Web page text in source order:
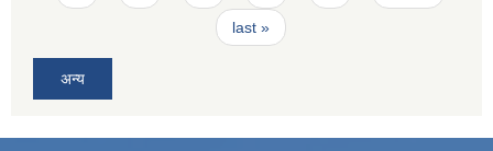
last »
अन्य